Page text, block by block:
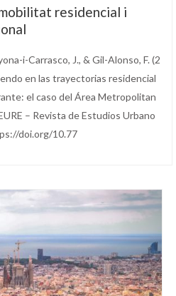
residencial i
i-Carrasco, J., & Gil-Alonso, F. (2
en las trayectorias residencial
el caso del Área Metropolitan
– Revista de Estudios Urbano
doi.org/10.77